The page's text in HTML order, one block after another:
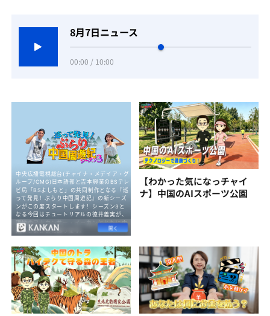
8月7日ニュース
00:00 / 10:00
【わかった気になっチャイ
ナ】中国のAIスポーツ公園